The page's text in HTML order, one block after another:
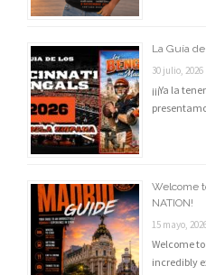
La Guía
30 julio, 2026
¡¡¡Ya la
Welcome
NATION!
15 mayo,
Welcome
incredibly